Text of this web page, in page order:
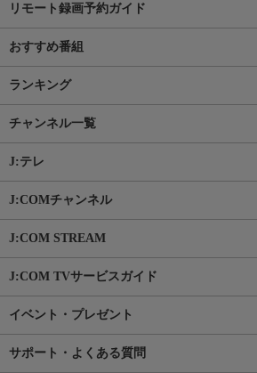
リモート録画予約ガイド
おすすめ番組
ランキング
チャンネル一覧
J:テレ
J:COMチャンネル
J:COM STREAM
J:COM TVサービスガイド
イベント・プレゼント
サポート・よくある質問